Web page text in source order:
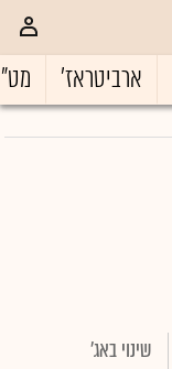
ארביטראז'
שינוי באג'